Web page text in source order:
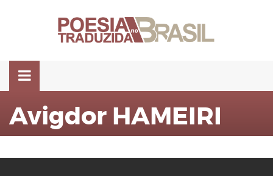
Avigdor HAMEIRI